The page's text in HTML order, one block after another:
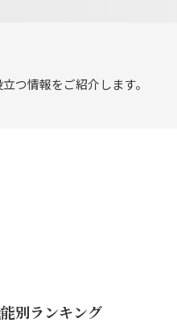
つ情報をご紹介します。
別ランキング